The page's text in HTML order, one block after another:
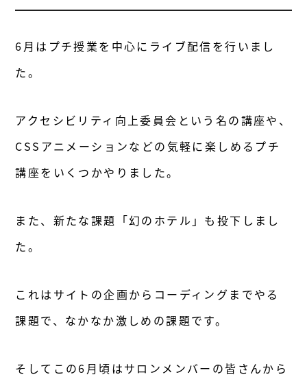
6月はプチ授業を中心にライブ配信を行いまし
た。
アクセシビリティ向上委員会という名の講座や、
CSSアニメーションなどの気軽に楽しめるプチ
講座をいくつかやりました。
また、新たな課題「幻のホテル」も投下しまし
た。
これはサイトの企画からコーディングまでやる
課題で、なかなか激しめの課題です。
そしてこの6月頃はサロンメンバーの皆さんから